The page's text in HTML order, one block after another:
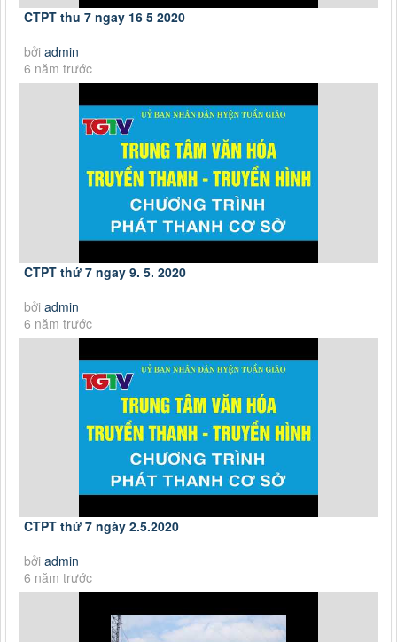
CTPT thu 7 ngay 16 5 2020
bởi admin
6 năm trước
CTPT thứ 7 ngay 9. 5. 2020
bởi admin
6 năm trước
CTPT thứ 7 ngày 2.5.2020
bởi admin
6 năm trước